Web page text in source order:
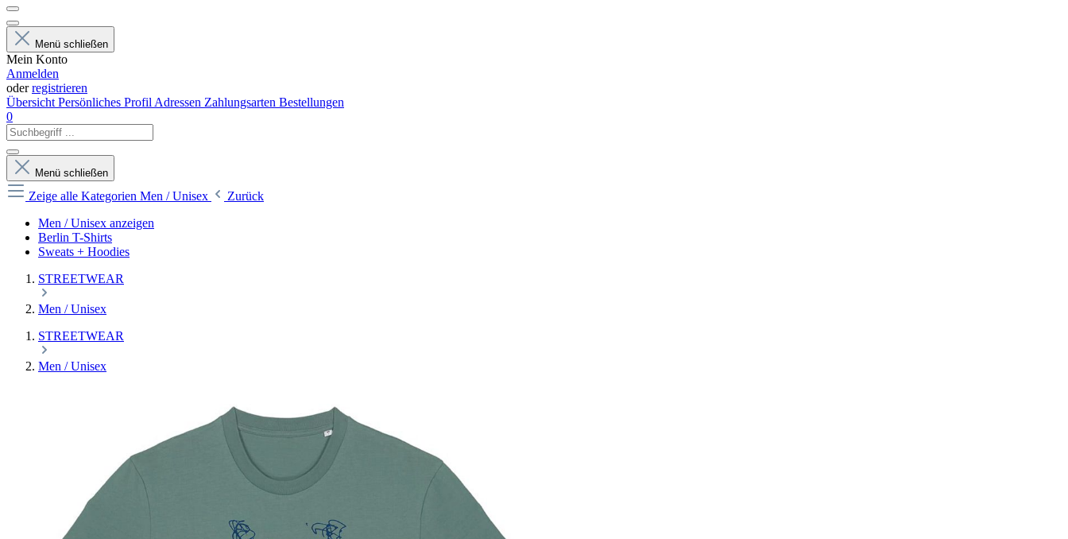
Menü schließen
Mein Konto
Anmelden
oderregistrieren
Übersicht Persönliches Profil Adressen Zahlungsarten Bestellungen
0
Menü schließen
Zeige alle Kategorien Men / Unisex
Zurück
Men / Unisex anzeigen
Berlin T-Shirts
Sweats + Hoodies
STREETWEAR
Men / Unisex
STREETWEAR
Men / Unisex